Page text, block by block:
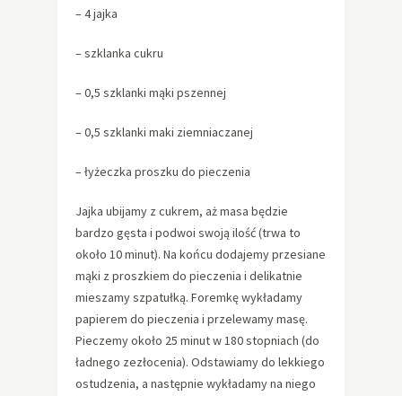
– 4 jajka
– szklanka cukru
– 0,5 szklanki mąki pszennej
– 0,5 szklanki maki ziemniaczanej
– łyżeczka proszku do pieczenia
Jajka ubijamy z cukrem, aż masa będzie
bardzo gęsta i podwoi swoją ilość (trwa to
około 10 minut). Na końcu dodajemy przesiane
mąki z proszkiem do pieczenia i delikatnie
mieszamy szpatułką. Foremkę wykładamy
papierem do pieczenia i przelewamy masę.
Pieczemy około 25 minut w 180 stopniach (do
ładnego zezłocenia). Odstawiamy do lekkiego
ostudzenia, a następnie wykładamy na niego